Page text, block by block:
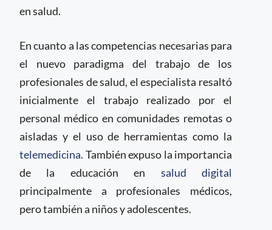
en salud.
En cuanto a las competencias necesarias para
el nuevo paradigma del trabajo de los
profesionales de salud, el especialista resaltó
inicialmente el trabajo realizado por el
personal médico en comunidades remotas o
aisladas y el uso de herramientas como la
telemedicina. También expuso la importancia
de la educación en salud digital
principalmente a profesionales médicos,
pero también a niños y adolescentes.